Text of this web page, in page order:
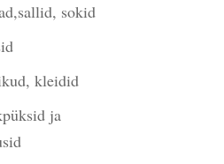
sokid
kleidid
ja